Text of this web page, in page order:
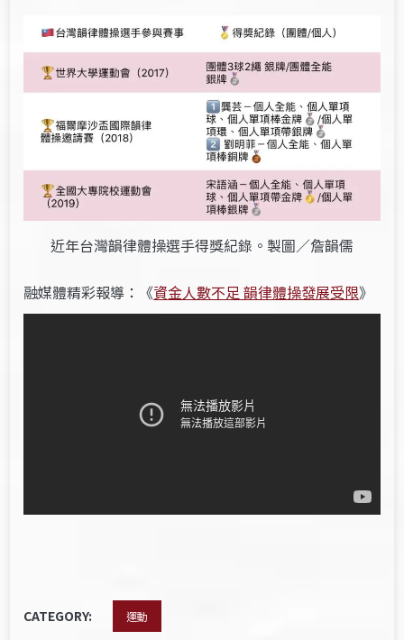
近年台灣韻律體操選手得獎紀錄。製圖／詹韻儒
融媒體精彩報導：《資金人數不足 韻律體操發展受限》
CATEGORY: 運動